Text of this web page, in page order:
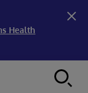
Health